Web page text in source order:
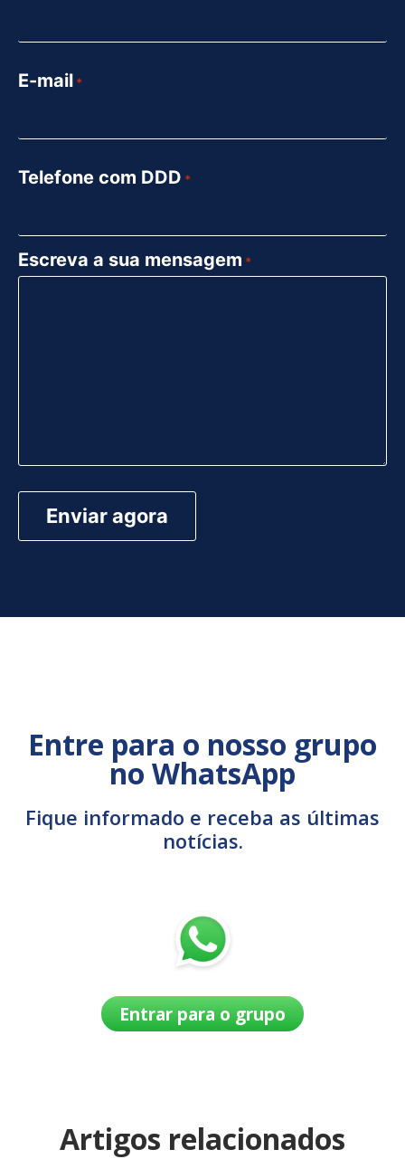
E-mail *
Telefone com DDD *
Escreva a sua mensagem *
Entre para o nosso grupo
no WhatsApp
Fique informado e receba as últimas
notícias.
Entrar para o grupo
Artigos relacionados